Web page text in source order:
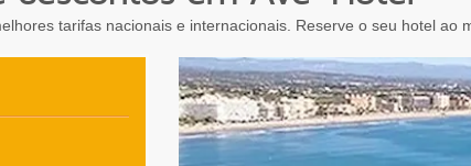
tarifas nacionais e internacionais. Reserve o seu hotel ao